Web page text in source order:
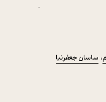
، ساسان جعفرنیا